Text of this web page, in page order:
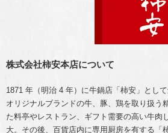
株式会社柿安本店について
1871 年（明治 4 年）に牛鍋店「柿安」とし
オリジナルブランドの牛、豚、鶏を取り扱う
た料亭やレストラン、ギフト需要の高い牛肉
大。その後、百貨店内に専用厨房を有する「